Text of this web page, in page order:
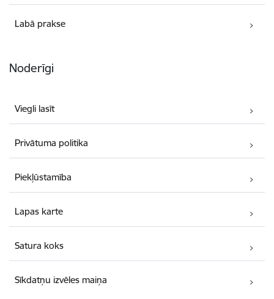
Labā prakse
Noderīgi
Viegli lasīt
Privātuma politika
Piekļūstamība
Lapas karte
Satura koks
Sīkdatņu izvēles maiņa